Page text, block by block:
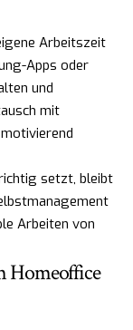
Arbeitszeit
Apps oder
und
mit
setzt, bleibt
Arbeiten von
Homeoffice